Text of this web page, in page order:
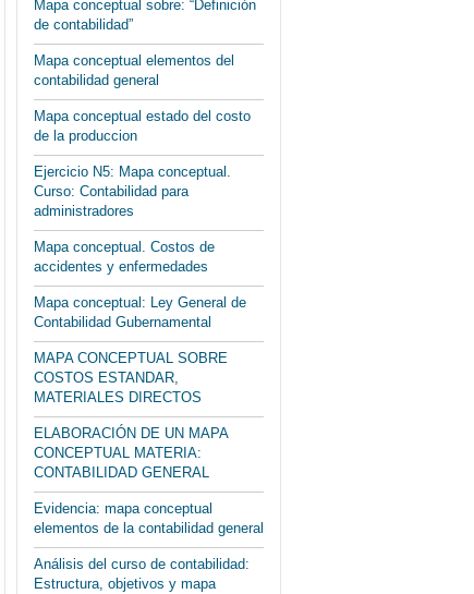
Mapa conceptual sobre: “Definición
de contabilidad”
Mapa conceptual elementos del
contabilidad general
Mapa conceptual estado del costo
de la produccion
Ejercicio N5: Mapa conceptual.
Curso: Contabilidad para
administradores
Mapa conceptual. Costos de
accidentes y enfermedades
Mapa conceptual: Ley General de
Contabilidad Gubernamental
MAPA CONCEPTUAL SOBRE
COSTOS ESTANDAR,
MATERIALES DIRECTOS
ELABORACIÓN DE UN MAPA
CONCEPTUAL MATERIA:
CONTABILIDAD GENERAL
Evidencia: mapa conceptual
elementos de la contabilidad general
Análisis del curso de contabilidad:
Estructura, objetivos y mapa